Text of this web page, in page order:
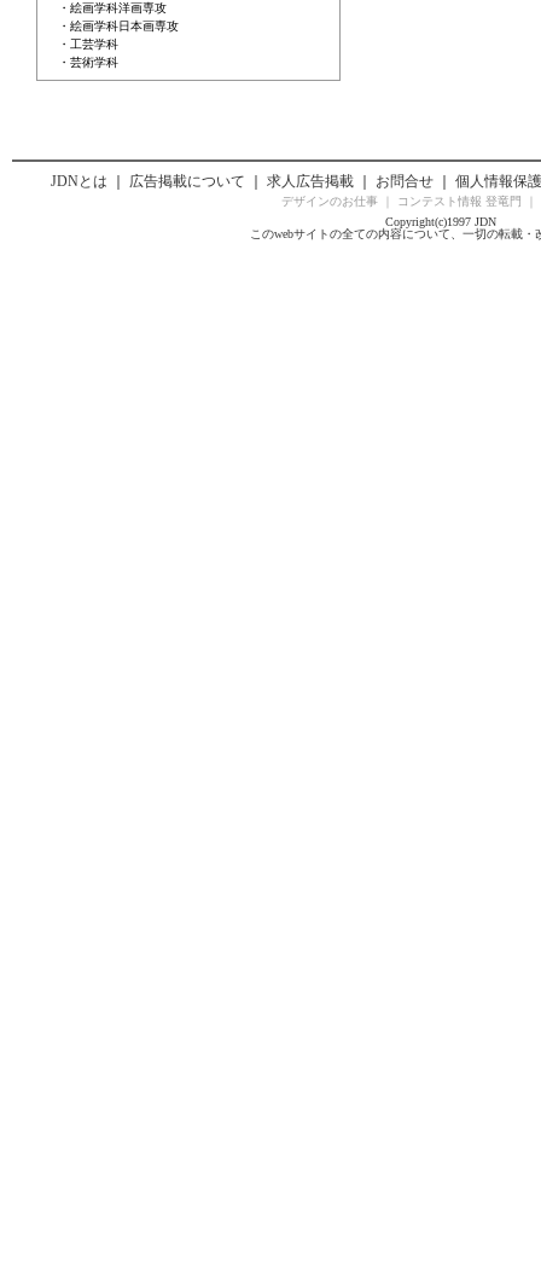
・絵画学科洋画専攻
・絵画学科日本画専攻
・工芸学科
・芸術学科
JDNとは 広告掲載について 求人広告掲載｜ お問合せ｜ 個人情報保
デザインのお仕事｜ コンテスト情報 登竜門
Copyright(c)1997 JDN
このwebサイトの全ての内容について、一切の転載・